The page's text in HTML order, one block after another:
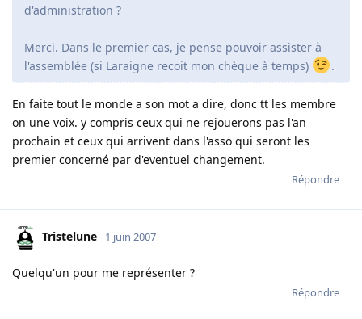
d'administration ?
Merci. Dans le premier cas, je pense pouvoir assister à
l'assemblée (si Laraigne recoit mon chèque à temps)
.
En faite tout le monde a son mot a dire, donc tt les membre
on une voix. y compris ceux qui ne rejouerons pas l'an
prochain et ceux qui arrivent dans l'asso qui seront les
premier concerné par d'eventuel changement.
Répondre
Tristelune 1 juin 2007
Quelqu'un pour me représenter ?
Répondre